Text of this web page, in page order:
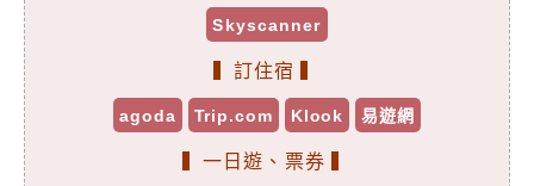
Skyscanner
▍訂住宿 ▍
agoda Trip.com Klook 易遊網
▍一日遊、票券 ▍